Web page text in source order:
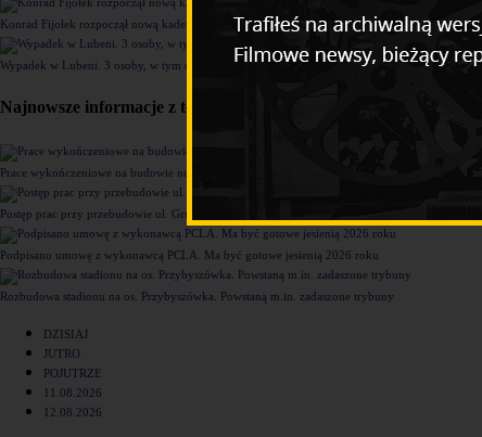
Konrad Fijołek rozpoczął nową kadencję. "Chcę rozwijać 4 filary funkcjonowania miasta"
Wypadek w Lubeni. 3 osoby, w tym dziecko trafiły do szpitala
Najnowsze informacje z tego działu
Prace wykończeniowe na budowie nowego komisariatu Policji w Rzeszowie [ZDJĘCIA]
Postęp prac przy przebudowie ul. Grunwaldzkiej [ZDJĘCIA]
Podpisano umowę z wykonawcą PCLA. Ma być gotowe jesienią 2026 roku
Rozbudowa stadionu na os. Przybyszówka. Powstaną m.in. zadaszone trybuny
DZISIAJ
JUTRO
POJUTRZE
11.08.2026
12.08.2026